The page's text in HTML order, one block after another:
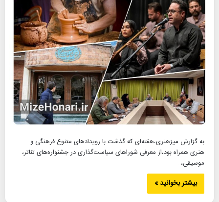
به گزارش میزهنری،هفته‌ای که گذشت با رویدادهای متنوع فرهنگی و
هنری همراه بود،از معرفی شوراهای سیاست‌گذاری در جشنواره‌های تئاتر،
موسیقی،…
بیشتر بخوانید »